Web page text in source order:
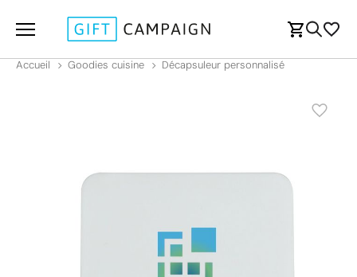
Accueil Goodies cuisine Décapsuleur personnalisé